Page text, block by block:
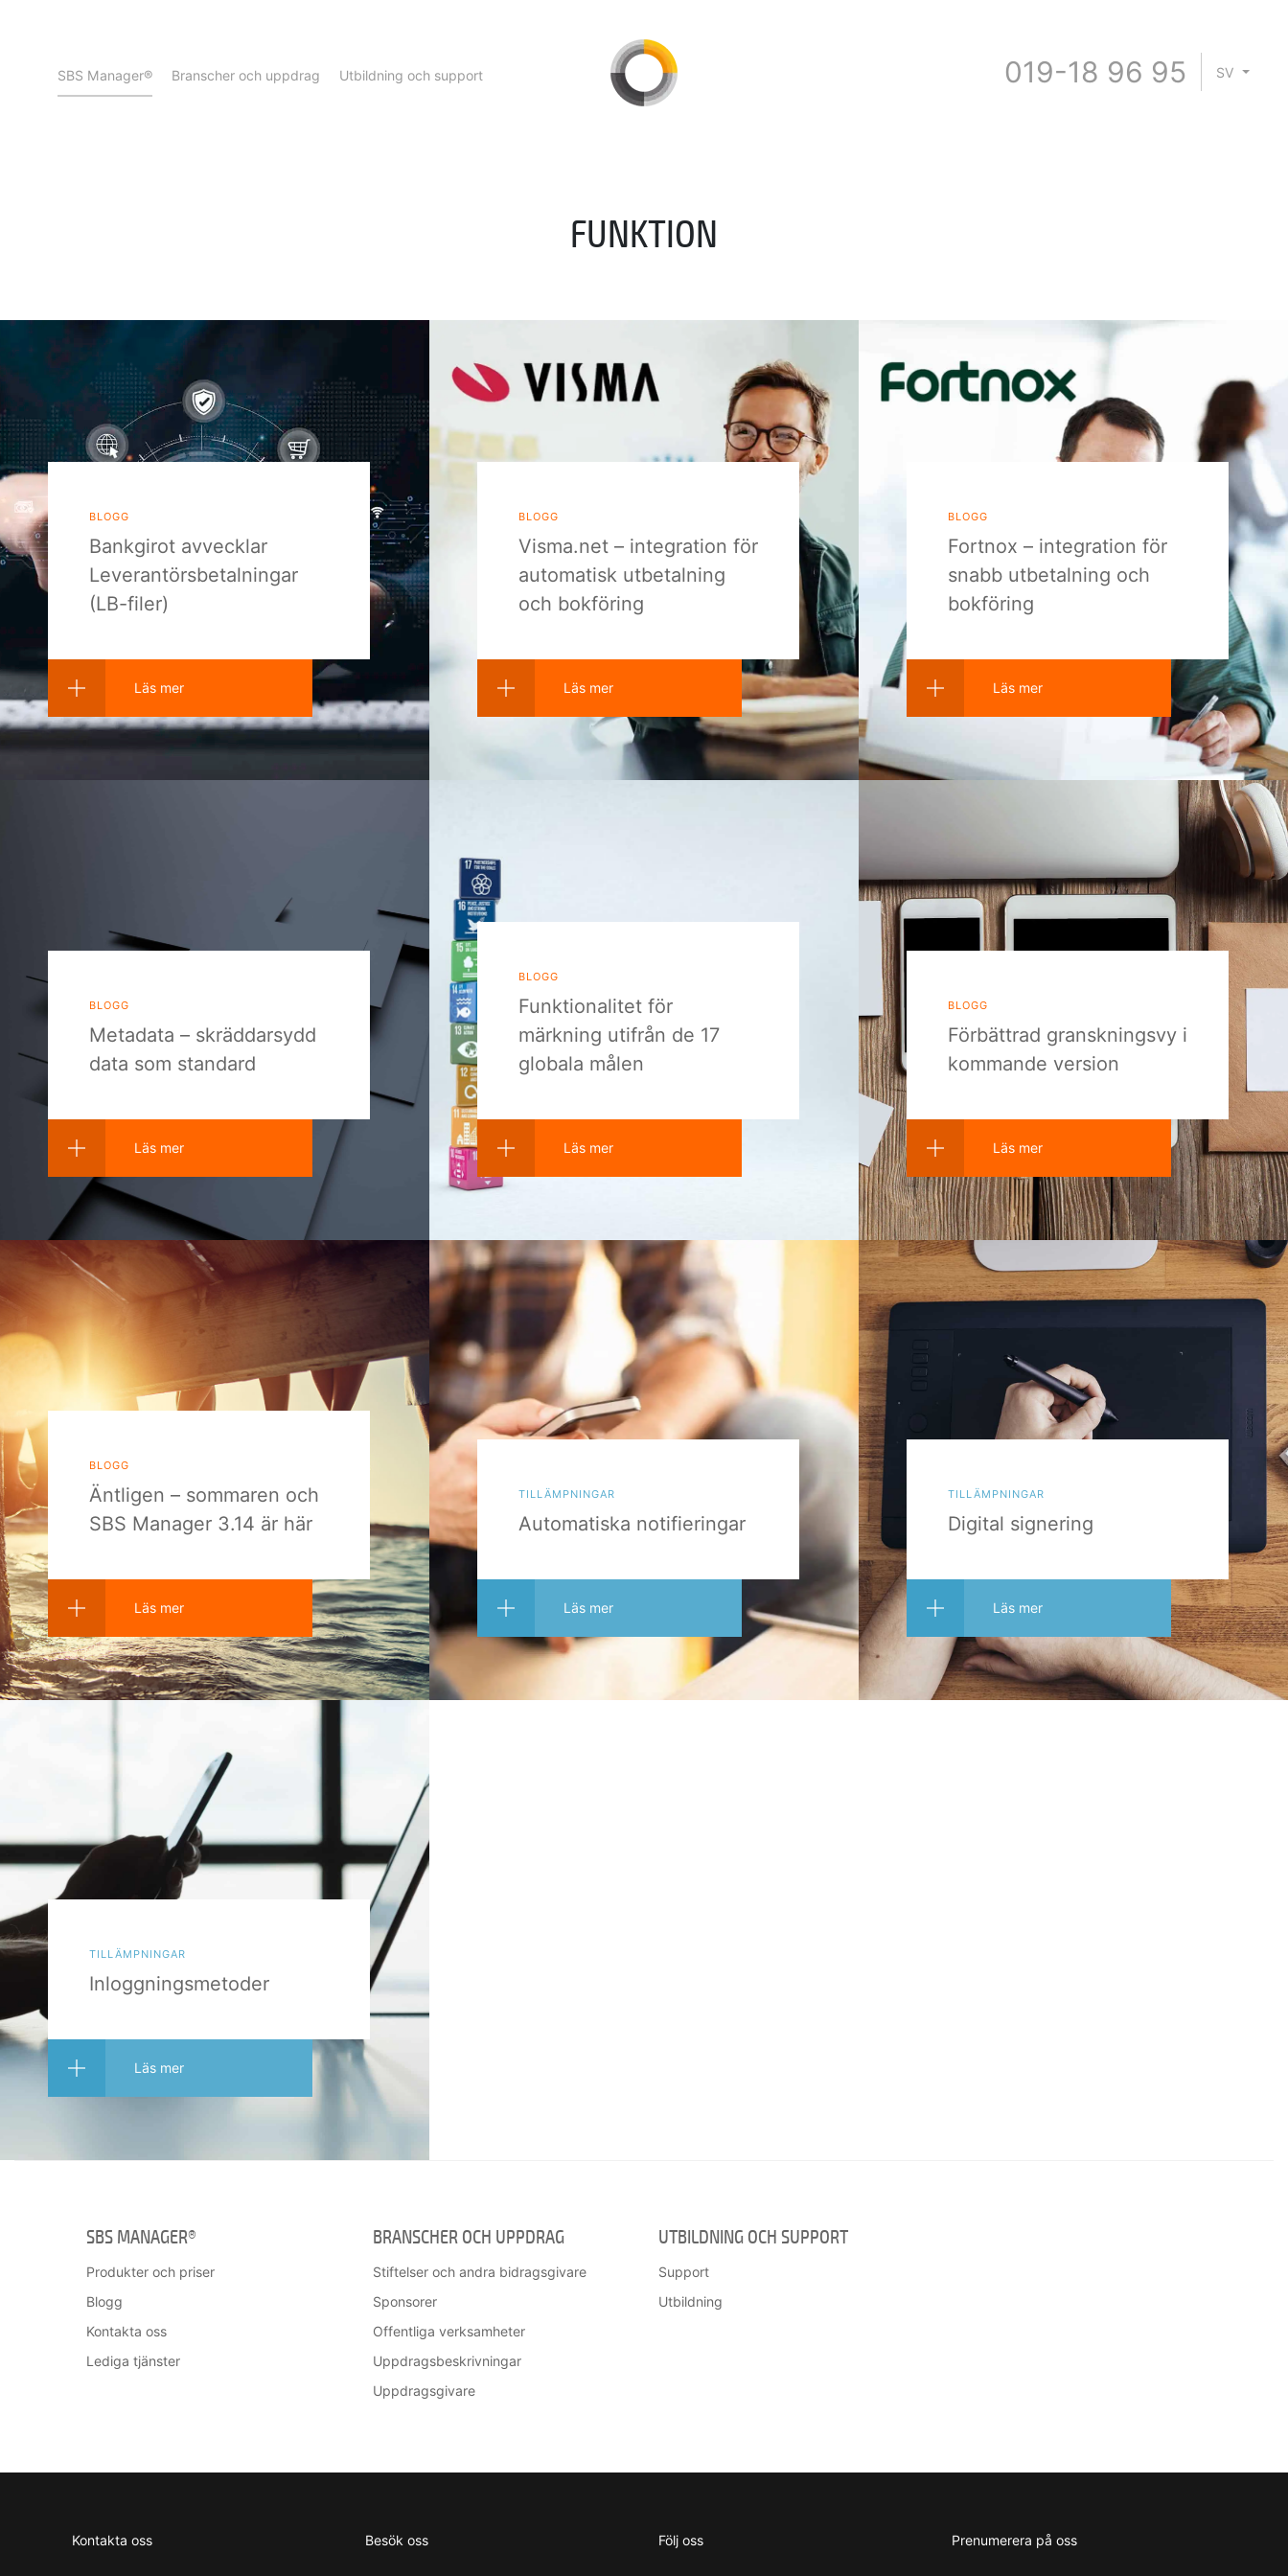
SBS Manager® Branscher och uppdrag Utbildning och support SV
019-18 96 95
FUNKTION
blogg
Bankgirot avvecklar
Leverantörsbetalningar
(LB-filer)
Läs mer
blogg
Visma.net – integration för
automatisk utbetalning
och bokföring
Läs mer
blogg
Fortnox – integration för
snabb utbetalning och
bokföring
Läs mer
blogg
Metadata – skräddarsydd
data som standard
Läs mer
blogg
Funktionalitet för
märkning utifrån de 17
globala målen
Läs mer
blogg
Förbättrad granskningsvy i
kommande version
Läs mer
blogg
Äntligen – sommaren och
SBS Manager 3.14 är här
Läs mer
tillämpningar
Automatiska notifieringar
Läs mer
tillämpningar
Digital signering
Läs mer
tillämpningar
Inloggningsmetoder
Läs mer
SBS MANAGER®
Produkter och priser
Blogg
Kontakta oss
Lediga tjänster
BRANSCHER OCH UPPDRAG
Stiftelser och andra bidragsgivare
Sponsorer
Offentliga verksamheter
Uppdragsbeskrivningar
Uppdragsgivare
UTBILDNING OCH SUPPORT
Support
Utbildning
Kontakta oss Besök oss Följ oss Prenumerera på oss